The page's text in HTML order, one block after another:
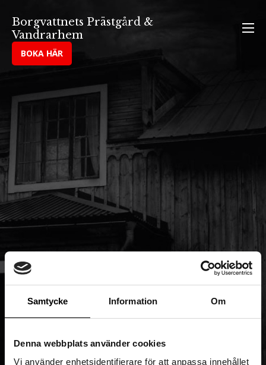
Samtycke Information Om
Denna webbplats använder cookies
Vi använder enhetsidentifierare för att anpassa innehållet
innehåll
Borgvattnets Prästgård &
Vandrarhem
BOKA HÄR